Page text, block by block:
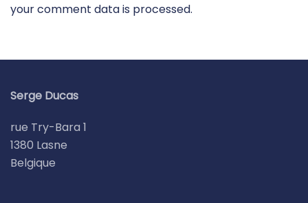
your comment data is processed.
Serge Ducas
rue Try-Bara 1
1380 Lasne
Belgique